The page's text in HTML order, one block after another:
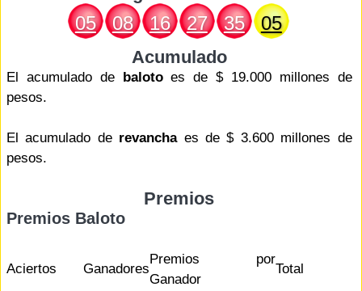
05 08 16 27 35 05
Acumulado
El acumulado de balotoes de $ 19.000 millones de
pesos.
El acumulado de revanchaes de $ 3.600 millones de
pesos.
Premios
Premios Baloto
Aciertos Ganadores
Premios por
Ganador
Total